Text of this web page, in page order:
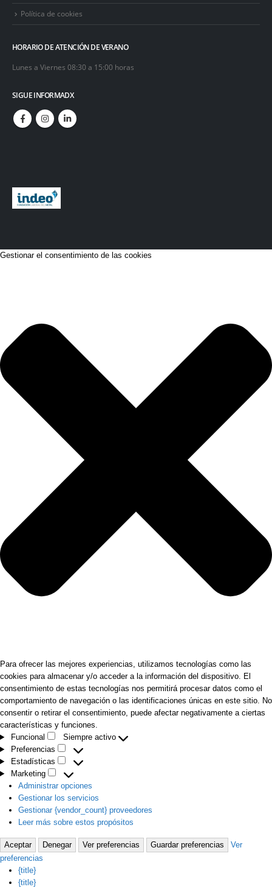
Política de cookies
HORARIO DE ATENCIÓN DE VERANO
Lunes a Viernes 08:30 a 15:00 horas
SIGUE INFORMADX
Gestionar el consentimiento de las cookies
Para ofrecer las mejores experiencias, utilizamos tecnologías como las
cookies para almacenar y/o acceder a la información del dispositivo. El
consentimiento de estas tecnologías nos permitirá procesar datos como el
comportamiento de navegación o las identificaciones únicas en este sitio. No
consentir o retirar el consentimiento, puede afectar negativamente a ciertas
características y funciones.
Funcional
Funcional
Siempre activo
Preferencias
Estadísticas
Marketing
Marketing
Administrar opciones
Gestionar los servicios
Gestionar {vendor_count} proveedores
Leer más sobre estos propósitos
Aceptar Denegar Ver preferencias Guardar preferencias
Ver
preferencias
{title}
{title}